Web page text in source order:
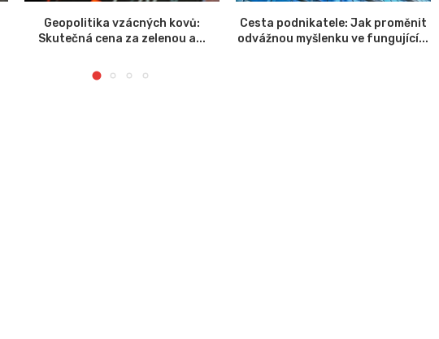
Geopolitika vzácných kovů:
Skutečná cena za zelenou a...
Cesta podnikatele: Jak proměnit
odvážnou myšlenku ve fungující...